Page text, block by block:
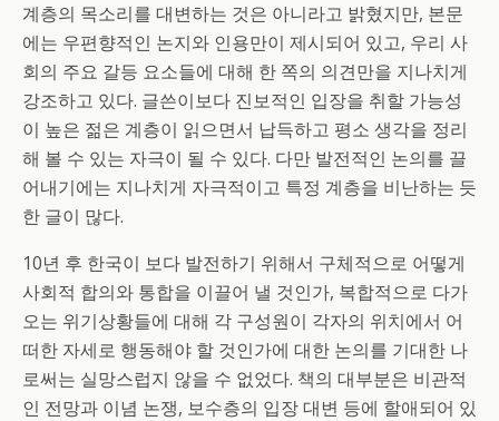
계층의 목소리를 대변하는 것은 아니라고 밝혔지만, 본문
에는 우편향적인 논지와 인용만이 제시되어 있고, 우리 사
회의 주요 갈등 요소들에 대해 한 쪽의 의견만을 지나치게
강조하고 있다. 글쓴이보다 진보적인 입장을 취할 가능성
이 높은 젊은 계층이 읽으면서 납득하고 평소 생각을 정리
해 볼 수 있는 자극이 될 수 있다. 다만 발전적인 논의를 끌
어내기에는 지나치게 자극적이고 특정 계층을 비난하는 듯
한 글이 많다.
10년 후 한국이 보다 발전하기 위해서 구체적으로 어떻게
사회적 합의와 통합을 이끌어 낼 것인가, 복합적으로 다가
오는 위기상황들에 대해 각 구성원이 각자의 위치에서 어
떠한 자세로 행동해야 할 것인가에 대한 논의를 기대한 나
로써는 실망스럽지 않을 수 없었다. 책의 대부분은 비관적
인 전망과 이념 논쟁, 보수층의 입장 대변 등에 할애되어 있